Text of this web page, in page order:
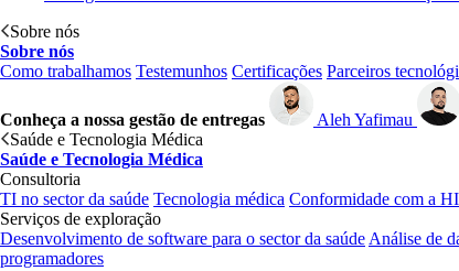
Sobre nós
Sobre nós
Como trabalhamos Testemunhos Certificações Parceiros
Conheça a nossa gestão de entregas Aleh Yafimau
Saúde e Tecnologia Médica
Saúde e Tecnologia Médica
Consultoria
TI no sector da saúde Tecnologia médica Conformidade com a
Serviços de exploração
Desenvolvimento de software para o sector da saúde Análise de
programadores